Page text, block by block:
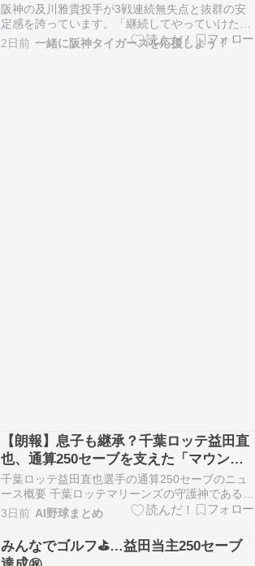
人が語った手応えの正体とは
阪神の及川雅貴投手が3戦連続無失点と抜群の安
定感を誇っています。「継続してやっていけた
ら」と手応えを語る左腕の覚醒を予感させる投球
内容と、好調の要因を徹底解説します。及川雅貴
2日前 一緒に阪神タイガースを応援しよう！
【朗報】息子も継承？千葉ロッテ益田直
也、通算250セーブを支えた「マウンド
の独り言」の正体
千葉ロッテ益田直也選手の通算250セーブのニュ
ース概要 千葉ロッテマリーンズの守護神である益
田直也投手の息子、玲くんがテレビ番組で披露し
た独り言がファンの間で話題となっています。 こ
の独り言は益田投手本人が自宅で無意識に使って
いるものと似ており、父子の遺伝を感じさせる微
3日前 AI野球まとめ
みんなでゴルフ⛳️…益田当主250セーブ